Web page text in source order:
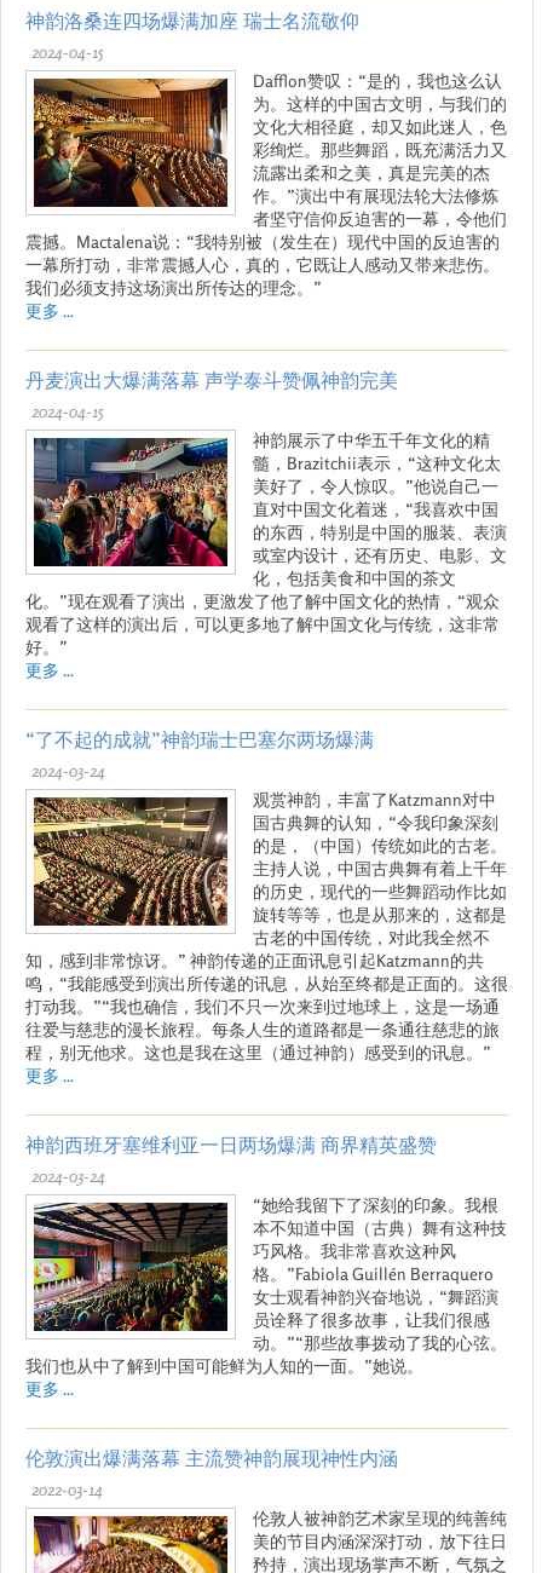
神韵洛桑连四场爆满加座 瑞士名流敬仰
2024-04-15
Dafflon赞叹：“是的，我也这么认
为。这样的中国古文明，与我们的
文化大相径庭，却又如此迷人，色
彩绚烂。那些舞蹈，既充满活力又
流露出柔和之美，真是完美的杰
作。”演出中有展现法轮大法修炼
者坚守信仰反迫害的一幕，令他们
震撼。Mactalena说：“我特别被（发生在）现代中国的反迫害的
一幕所打动，非常震撼人心，真的，它既让人感动又带来悲伤。
我们必须支持这场演出所传达的理念。”
更多 ...
丹麦演出大爆满落幕 声学泰斗赞佩神韵完美
2024-04-15
神韵展示了中华五千年文化的精
髓，Brazitchii表示，“这种文化太
美好了，令人惊叹。”他说自己一
直对中国文化着迷，“我喜欢中国
的东西，特别是中国的服装、表演
或室内设计，还有历史、电影、文
化，包括美食和中国的茶文
化。”现在观看了演出，更激发了他了解中国文化的热情，“观众
观看了这样的演出后，可以更多地了解中国文化与传统，这非常
好。”
更多 ...
“了不起的成就”神韵瑞士巴塞尔两场爆满
2024-03-24
观赏神韵，丰富了Katzmann对中
国古典舞的认知，“令我印象深刻
的是，（中国）传统如此的古老。
主持人说，中国古典舞有着上千年
的历史，现代的一些舞蹈动作比如
旋转等等，也是从那来的，这都是
古老的中国传统，对此我全然不
知，感到非常惊讶。” 神韵传递的正面讯息引起Katzmann的共
鸣，“我能感受到演出所传递的讯息，从始至终都是正面的。这很
打动我。”“我也确信，我们不只一次来到过地球上，这是一场通
往爱与慈悲的漫长旅程。每条人生的道路都是一条通往慈悲的旅
程，别无他求。这也是我在这里（通过神韵）感受到的讯息。”
更多 ...
神韵西班牙塞维利亚一日两场爆满 商界精英盛赞
2024-03-24
“她给我留下了深刻的印象。我根
本不知道中国（古典）舞有这种技
巧风格。我非常喜欢这种风
格。”Fabiola Guillén Berraquero
女士观看神韵兴奋地说，“舞蹈演
员诠释了很多故事，让我们很感
动。”“那些故事拨动了我的心弦。
我们也从中了解到中国可能鲜为人知的一面。”她说。
更多 ...
伦敦演出爆满落幕 主流赞神韵展现神性内涵
2022-03-14
伦敦人被神韵艺术家呈现的纯善纯
美的节目内涵深深打动，放下往日
矜持，演出现场掌声不断，气氛之